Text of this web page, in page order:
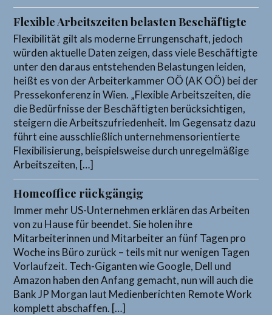
Flexible Arbeitszeiten belasten Beschäftigte
Flexibilität gilt als moderne Errungenschaft, jedoch
würden aktuelle Daten zeigen, dass viele Beschäftigte
unter den daraus entstehenden Belastungen leiden,
heißt es von der Arbeiterkammer OÖ (AK OÖ) bei der
Pressekonferenz in Wien. „Flexible Arbeitszeiten, die
die Bedürfnisse der Beschäftigten berücksichtigen,
steigern die Arbeitszufriedenheit. Im Gegensatz dazu
führt eine ausschließlich unternehmensorientierte
Flexibilisierung, beispielsweise durch unregelmäßige
Arbeitszeiten, […]
Homeoffice rückgängig
Immer mehr US-Unternehmen erklären das Arbeiten
von zu Hause für beendet. Sie holen ihre
Mitarbeiterinnen und Mitarbeiter an fünf Tagen pro
Woche ins Büro zurück – teils mit nur wenigen Tagen
Vorlaufzeit. Tech-Giganten wie Google, Dell und
Amazon haben den Anfang gemacht, nun will auch die
Bank JP Morgan laut Medienberichten Remote Work
komplett abschaffen. […]